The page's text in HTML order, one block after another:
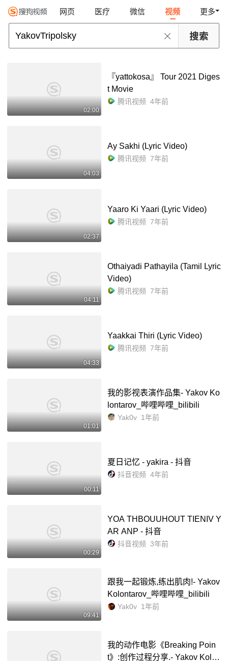
网页 医疗 微信 视频 更多
02:00
『yattokosa』 Tour 2021 Diges
t Movie
腾讯视频 4年前
04:03
Ay Sakhi (Lyric Video)
腾讯视频 7年前
02:37
Yaaro Ki Yaari (Lyric Video)
腾讯视频 7年前
04:11
Othaiyadi Pathayila (Tamil Lyric
Video)
腾讯视频 7年前
04:33
Yaakkai Thiri (Lyric Video)
腾讯视频 7年前
01:01
我的影视表演作品集- Yakov Ko
lontarov_哔哩哔哩_bilibili
Yak0v 1年前
00:11
夏日记忆 - yakira - 抖音
抖音视频 4年前
00:29
YOA THBOUUHOUT TIENIV Y
AR ANP - 抖音
抖音视频 3年前
09:41
跟我一起锻炼,练出肌肉!- Yakov
Kolontarov_哔哩哔哩_bilibili
Yak0v 1年前
我的动作电影《Breaking Poin
t》:创作过程分享.- Yakov Kolon